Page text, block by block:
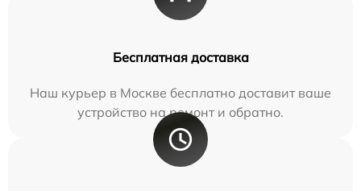
Бесплатная доставка
Наш курьер в Москве бесплатно доставит ваше
устройство на ремонт и обратно.